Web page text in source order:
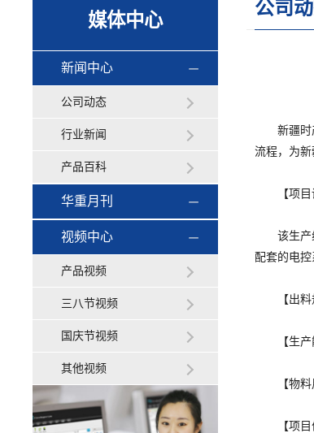
媒体中心
新闻中心
公司动态
行业新闻
产品百科
华重月刊
视频中心
产品视频
三八节视频
国庆节视频
其他视频
公司
新疆时产
流程，为新
【项目
该生产线
配套的电控
【出料规
【生产
【物料用
【项目